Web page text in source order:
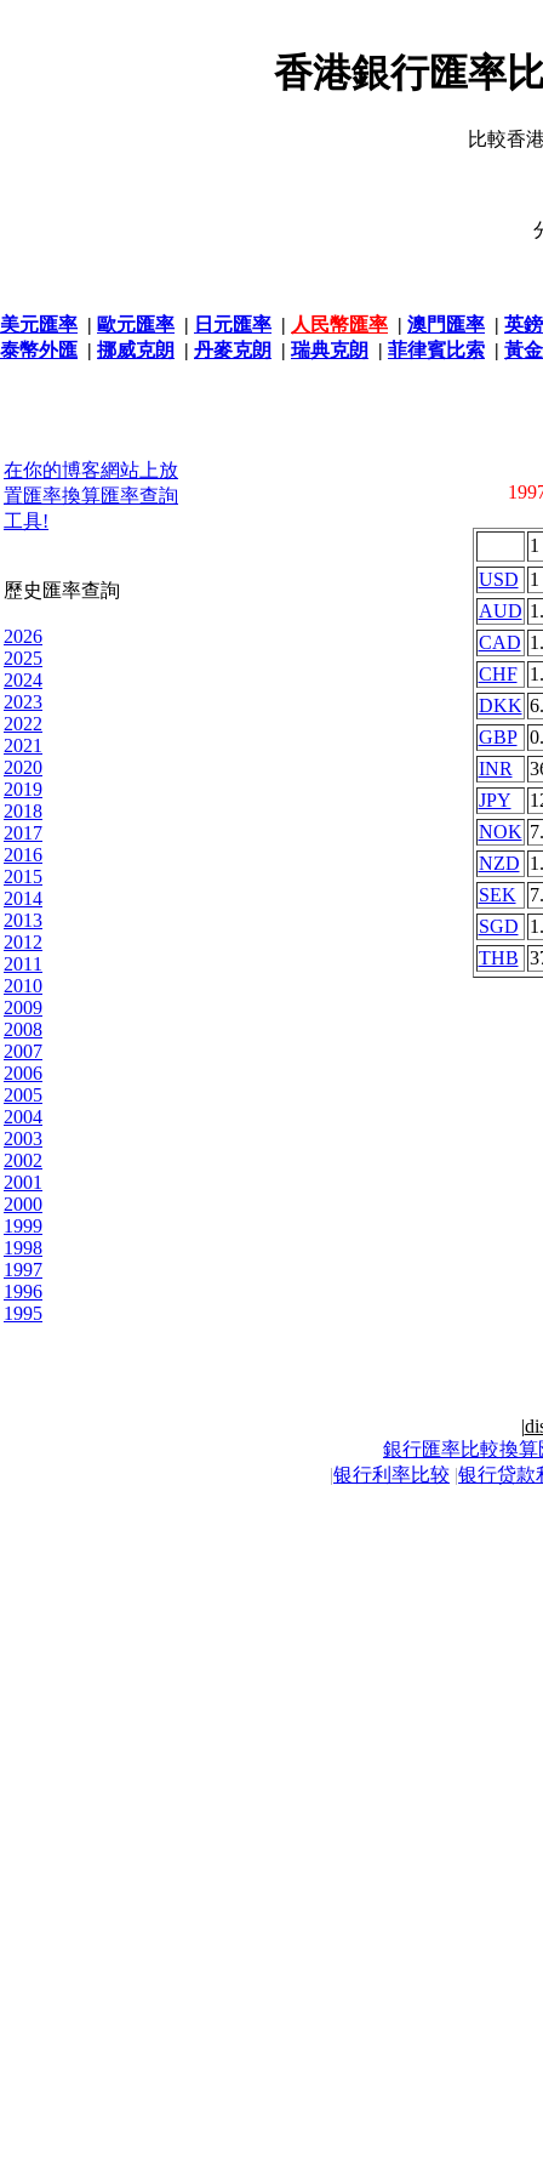
香港銀行匯率
比較香
美元匯率 | 歐元匯率 | 日元匯率 | 人民幣匯率 | 澳門匯率 | 英
泰幣外匯 | 挪威克朗 | 丹麥克朗 | 瑞典克朗 | 菲律賓比索 | 黃
在你的博客網站上放
置匯率換算匯率查詢
工具!
歷史匯率查詢
2026
2025
2024
2023
2022
2021
2020
2019
2018
2017
2016
2015
2014
2013
2012
2011
2010
2009
2008
2007
2006
2005
2004
2003
2002
2001
2000
1999
1998
1997
1996
1995
1
USD
1
AUD
CAD
CHF
DKK
GBP
INR
JPY
NOK
NZD
SEK
SGD
THB
|
銀行匯率比較換算
|银行利率比较 |银行贷款